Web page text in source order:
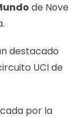
de Nove
destacado
UCI de
por la